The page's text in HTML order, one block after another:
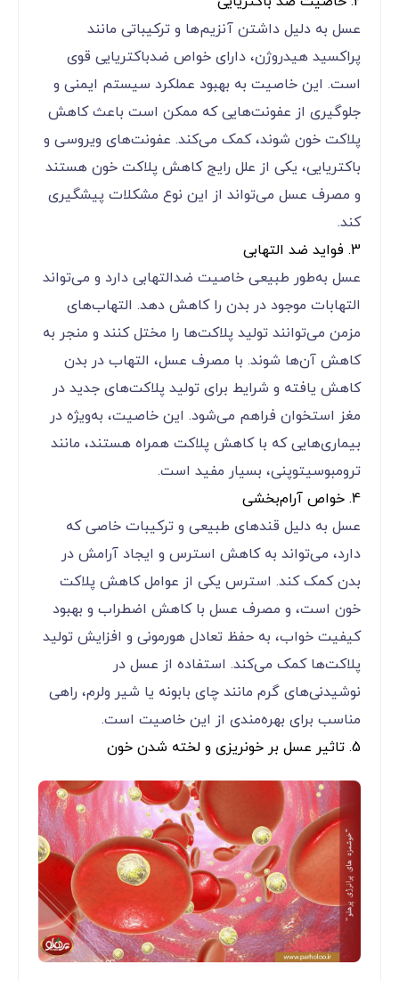
عسل به دلیل داشتن آنزیم‌ها و ترکیباتی مانند
پراکسید هیدروژن، دارای خواص ضدباکتریایی قوی
است. این خاصیت به بهبود عملکرد سیستم ایمنی و
جلوگیری از عفونت‌هایی که ممکن است باعث کاهش
پلاکت خون شوند، کمک می‌کند. عفونت‌های ویروسی و
باکتریایی، یکی از علل رایج کاهش پلاکت خون هستند
و مصرف عسل می‌تواند از این نوع مشکلات پیشگیری
کند.
3. فواید ضد التهابی
عسل به‌طور طبیعی خاصیت ضدالتهابی دارد و می‌تواند
التهابات موجود در بدن را کاهش دهد. التهاب‌های
مزمن می‌توانند تولید پلاکت‌ها را مختل کنند و منجر به
کاهش آن‌ها شوند. با مصرف عسل، التهاب در بدن
کاهش یافته و شرایط برای تولید پلاکت‌های جدید در
مغز استخوان فراهم می‌شود. این خاصیت، به‌ویژه در
بیماری‌هایی که با کاهش پلاکت همراه هستند، مانند
ترومبوسیتوپنی، بسیار مفید است.
4. خواص آرام‌بخشی
عسل به دلیل قندهای طبیعی و ترکیبات خاصی که
دارد، می‌تواند به کاهش استرس و ایجاد آرامش در
بدن کمک کند. استرس یکی از عوامل کاهش پلاکت
خون است، و مصرف عسل با کاهش اضطراب و بهبود
کیفیت خواب، به حفظ تعادل هورمونی و افزایش تولید
پلاکت‌ها کمک می‌کند. استفاده از عسل در
نوشیدنی‌های گرم مانند چای بابونه یا شیر ولرم، راهی
مناسب برای بهره‌مندی از این خاصیت است.
5. تاثیر عسل بر خونریزی و لخته شدن خون